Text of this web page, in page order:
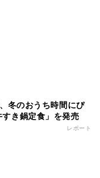
冬のおうち時間にぴ
すき鍋定食」を発売
レポート